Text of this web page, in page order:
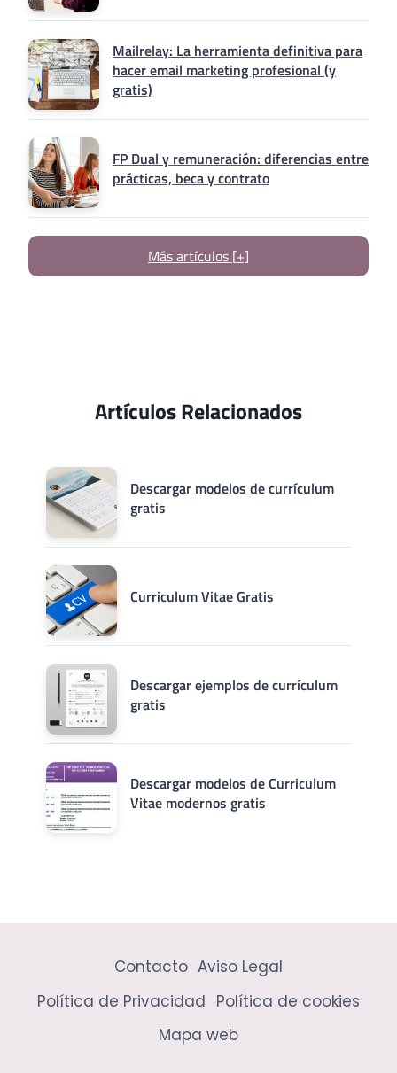
Mailrelay: La herramienta definitiva para
hacer email marketing profesional (y
gratis)
FP Dual y remuneración: diferencias entre
prácticas, beca y contrato
Más artículos [+]
Artículos Relacionados
Descargar modelos de currículum
gratis
Curriculum Vitae Gratis
Descargar ejemplos de currículum
gratis
Descargar modelos de Curriculum
Vitae modernos gratis
Contacto Aviso Legal
Política de Privacidad Política de cookies
Mapa web